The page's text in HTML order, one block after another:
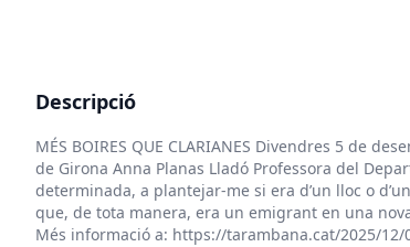
Descripció
MÉS BOIRES QUE CLARIANES Divendres 5 de
de Girona Anna Planas Lladó Professora del
determinada, a plantejar-me si era d’un lloc o
que, de tota manera, era un emigrant en una
Més informació a: https://tarambana.cat/2025/12/